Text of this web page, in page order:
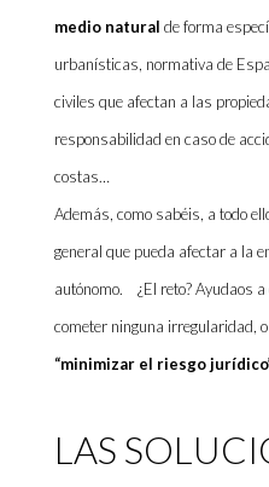
medio natural de forma
urbanísticas, normativa de
civiles que afectan a las
responsabilidad en caso de
costas…
Además, como sabéis, a todo
general que pueda afectar a la
autónomo. ¿El reto? Ayudaos
cometer ninguna irregularidad,
“minimizar el riesgo
LAS